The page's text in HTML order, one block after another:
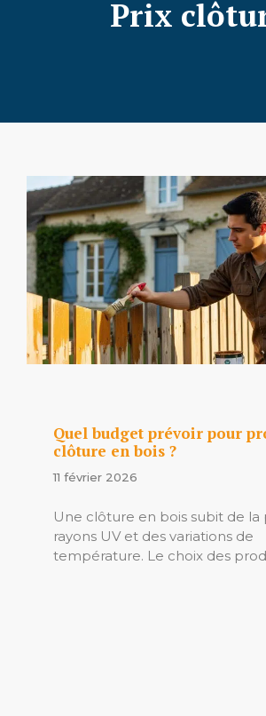
Prix
Quel budget prévoir pour
clôture en bois ?
11 février 2026
Une clôture en bois subit de la
rayons UV et des variations de
température. Le choix des